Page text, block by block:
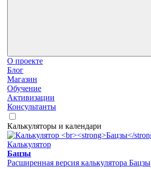
О проекте
Блог
Магазин
Обучение
Активизации
Консультанты
Калькуляторы и календари
Калькулятор
Бацзы
Расширенная версия калькулятора Бацзы